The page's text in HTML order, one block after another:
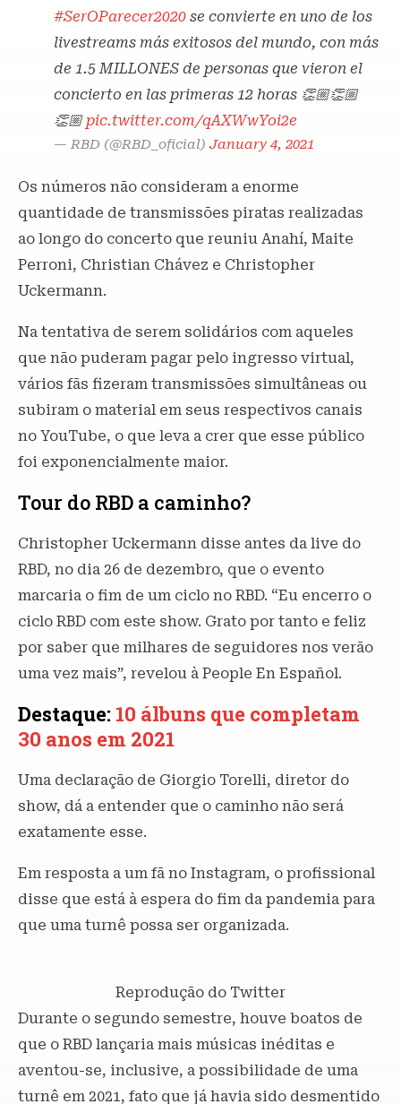
#SerOParecer2020 se convierte en uno de los
livestreams más exitosos del mundo, con más
de 1.5 MILLONES de personas que vieron el
concierto en las primeras 12 horas 👏🏼👏🏼
👏🏼 pic.twitter.com/qAXWwYoi2e
— RBD (@RBD_oficial) January 4, 2021
Os números não consideram a enorme
quantidade de transmissões piratas realizadas
ao longo do concerto que reuniu Anahí, Maite
Perroni, Christian Chávez e Christopher
Uckermann.
Na tentativa de serem solidários com aqueles
que não puderam pagar pelo ingresso virtual,
vários fãs fizeram transmissões simultâneas ou
subiram o material em seus respectivos canais
no YouTube, o que leva a crer que esse público
foi exponencialmente maior.
Tour do RBD a caminho?
Christopher Uckermann disse antes da live do
RBD, no dia 26 de dezembro, que o evento
marcaria o fim de um ciclo no RBD. “Eu encerro o
ciclo RBD com este show. Grato por tanto e feliz
por saber que milhares de seguidores nos verão
uma vez mais”, revelou à People En Español.
Destaque: 10 álbuns que completam
30 anos em 2021
Uma declaração de Giorgio Torelli, diretor do
show, dá a entender que o caminho não será
exatamente esse.
Em resposta a um fã no Instagram, o profissional
disse que está à espera do fim da pandemia para
que uma turnê possa ser organizada.
Reprodução do Twitter
Durante o segundo semestre, houve boatos de
que o RBD lançaria mais músicas inéditas e
aventou-se, inclusive, a possibilidade de uma
turnê em 2021, fato que já havia sido desmentido